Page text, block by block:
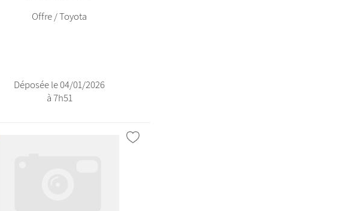
Offre / Toyota
Déposée le 04/01/2026
à 7h51